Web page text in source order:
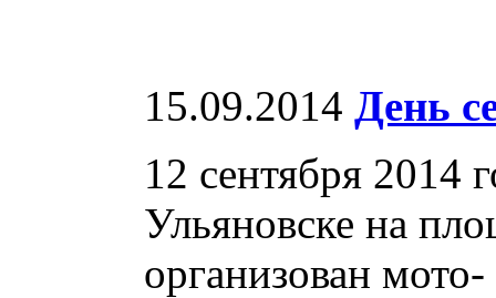
15.09.2014 День
12 сентября 2014
Ульяновске на
организован